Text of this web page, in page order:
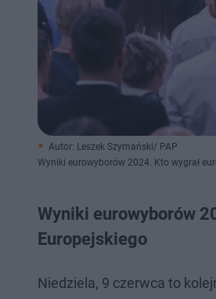
Autor: Leszek Szymański/ PAP
Wyniki eurowyborów 2024. Kto wygrał
Wyniki eurowyborów
Europejskiego
Niedziela, 9 czerwca to